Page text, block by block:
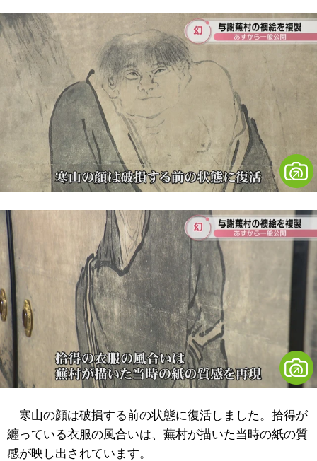
寒山の顔は破損する前の状態に復活しました。拾得が
纏っている衣服の風合いは、蕪村が描いた当時の紙の質
感が映し出されています。